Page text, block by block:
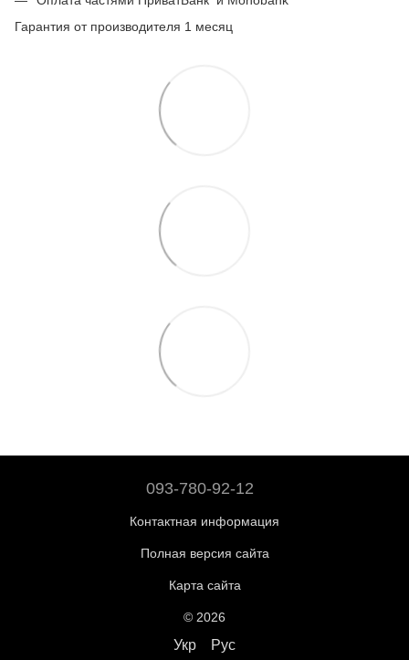
Гарантия от производителя 1 месяц
093-780-92-12
Контактная информация
Полная версия сайта
Карта сайта
© 2026
Укр Рус